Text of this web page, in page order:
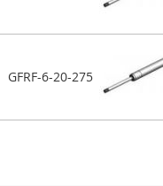
GFRF-6-20-275